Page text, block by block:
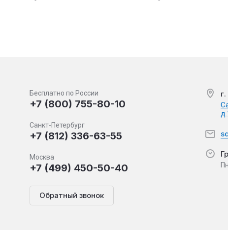
Бесплатно по России
+7 (800) 755-80-10
Санкт-Петербург
+7 (812) 336-63-55
Москва
+7 (499) 450-50-40
Обратный звонок